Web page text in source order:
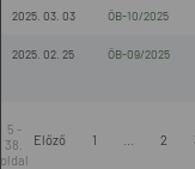
2025. 03. 03 ÖB-10/2025
2025. 02. 25 ÖB-09/2025
5 -
38.
oldal
Előző 1 2